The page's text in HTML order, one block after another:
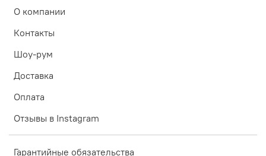
О компании
Контакты
Шоу-рум
Доставка
Оплата
Отзывы в Instagram
Гарантийные обязательства